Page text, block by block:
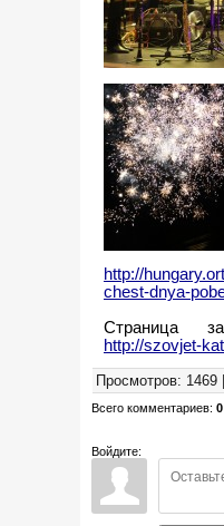
http://
chest-dnya-
Страница
http://szovjet-
Просмотров: 1469
Всего комментариев: 0
Войдите: